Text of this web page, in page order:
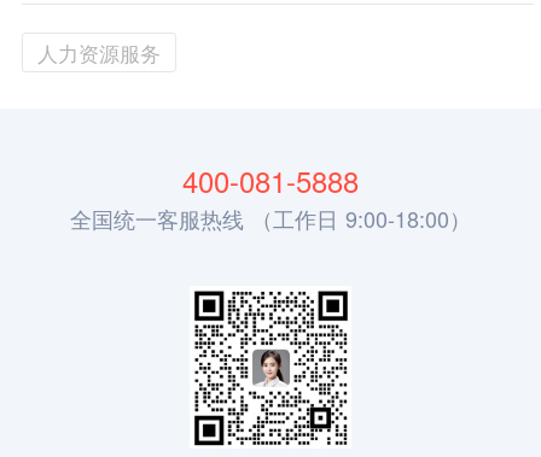
人力资源服务
400-081-5888
全国统一客服热线 （工作日 9:00-18:00）